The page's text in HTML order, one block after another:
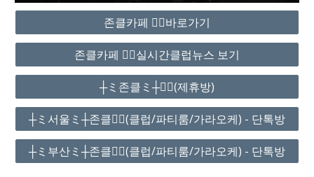
존클카페 ❤️‍🔥바로가기
존클카페 ❤️‍🔥실시간클럽뉴스 보기
┼ミ존클ミ┼❤️‍🔥(제휴방)
┼ミ서울ミ┼존클❤️‍🔥(클럽/파티룸/가라오케) - 단톡방
┼ミ부산ミ┼존클❤️‍🔥(클럽/파티룸/가라오케) - 단톡방